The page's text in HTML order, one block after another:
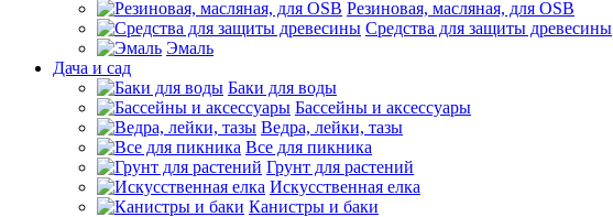
Резиновая, масляная, для OSB
Средства для защиты древесины
Эмаль
Дача и сад
Баки для воды
Бассейны и аксессуары
Ведра, лейки, тазы
Все для пикника
Грунт для растений
Искусственная елка
Канистры и баки